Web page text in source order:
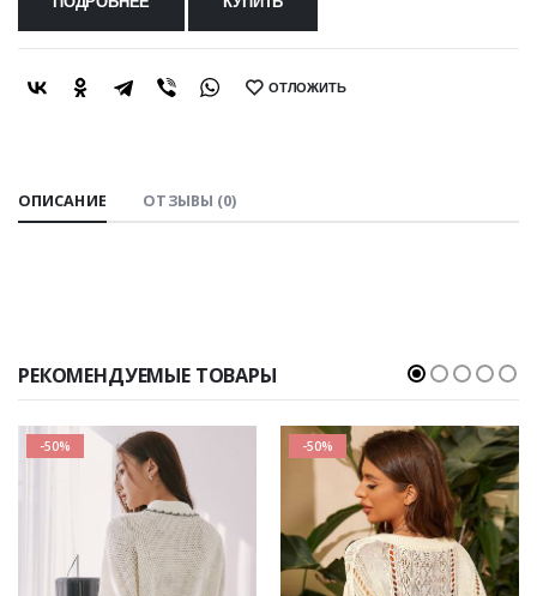
SHARE: ОТЛОЖИТЬ
ОПИСАНИЕ ОТЗЫВЫ (0)
РЕКОМЕНДУЕМЫЕ ТОВАРЫ
-50% -50%